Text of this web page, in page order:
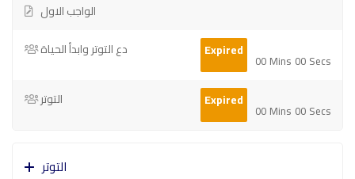
الواجب الاول
دع التوتر وابدأ الحياة
Expired
00 Mins 00 Secs
التوتر Expired
00 Mins 00 Secs
التوتر